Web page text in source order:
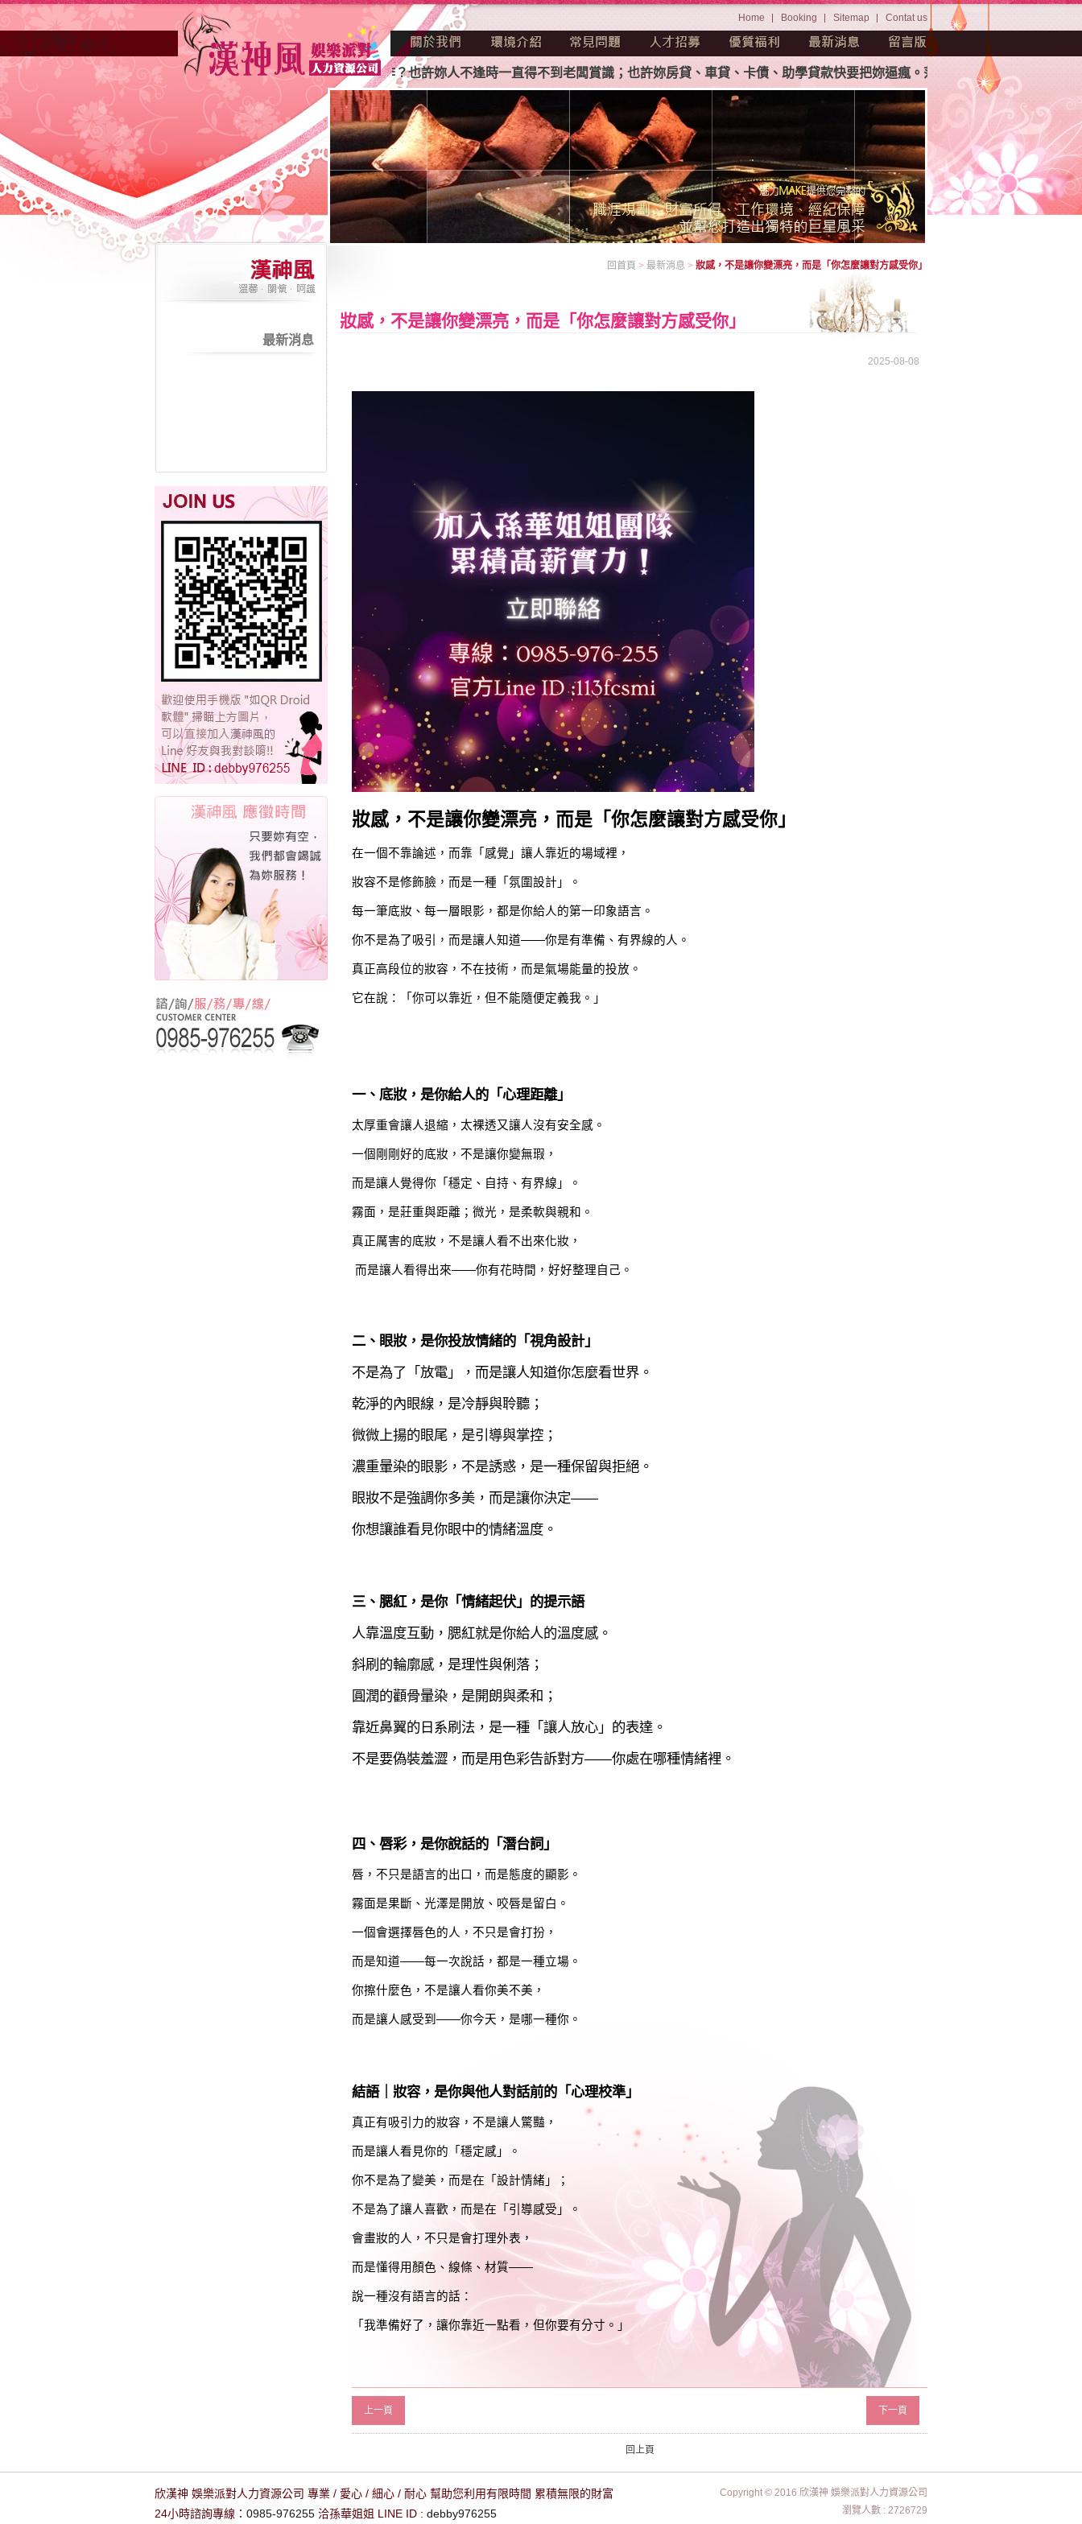
Home Booking Sitemap Contat us
高雄酒店業妳正因不景氣的年代找不到工作？也許妳人不逢時一直得不到老闆賞識；也許妳房貸、車貸、卡債、助學貸款快要把妳逼瘋。茫茫人海中如何挑選屬於妳
最新消息
回首頁 > 最新消息 > 妝感，不是讓你變漂亮，而是「你怎麼讓對方感受你」
妝感，不是讓你變漂亮，而是「你怎麼讓對方感受你」
2025-08-08
妝感，不是讓你變漂亮，而是「你怎麼讓對方感受你」
在一個不靠論述，而靠「感覺」讓人靠近的場域裡，
妝容不是修飾臉，而是一種「氛圍設計」。
每一筆底妝、每一層眼影，都是你給人的第一印象語言。
你不是為了吸引，而是讓人知道——你是有準備、有界線的人。
真正高段位的妝容，不在技術，而是氣場能量的投放。
它在說：「你可以靠近，但不能隨便定義我。」
一、底妝，是你給人的「心理距離」
太厚重會讓人退縮，太裸透又讓人沒有安全感。
一個剛剛好的底妝，不是讓你變無瑕，
而是讓人覺得你「穩定、自持、有界線」。
霧面，是莊重與距離；微光，是柔軟與親和。
真正厲害的底妝，不是讓人看不出來化妝，
而是讓人看得出來——你有花時間，好好整理自己。
二、眼妝，是你投放情緒的「視角設計」
不是為了「放電」，而是讓人知道你怎麼看世界。
乾淨的內眼線，是冷靜與聆聽；
微微上揚的眼尾，是引導與掌控；
濃重暈染的眼影，不是誘惑，是一種保留與拒絕。
眼妝不是強調你多美，而是讓你決定——
你想讓誰看見你眼中的情緒溫度。
三、腮紅，是你「情緒起伏」的提示語
人靠溫度互動，腮紅就是你給人的溫度感。
斜刷的輪廓感，是理性與俐落；
圓潤的顴骨暈染，是開朗與柔和；
靠近鼻翼的日系刷法，是一種「讓人放心」的表達。
不是要偽裝羞澀，而是用色彩告訴對方——你處在哪種情緒裡。
四、唇彩，是你說話的「潛台詞」
唇，不只是語言的出口，而是態度的顯影。
霧面是果斷、光澤是開放、咬唇是留白。
一個會選擇唇色的人，不只是會打扮，
而是知道——每一次說話，都是一種立場。
你擦什麼色，不是讓人看你美不美，
而是讓人感受到——你今天，是哪一種你。
結語｜妝容，是你與他人對話前的「心理校準」
真正有吸引力的妝容，不是讓人驚豔，
而是讓人看見你的「穩定感」。
你不是為了變美，而是在「設計情緒」；
不是為了讓人喜歡，而是在「引導感受」。
會畫妝的人，不只是會打理外表，
而是懂得用顏色、線條、材質——
說一種沒有語言的話：
「我準備好了，讓你靠近一點看，但你要有分寸。」
上一頁 下一頁
回上頁
欣漢神 娛樂派對人力資源公司 專業 / 愛心 / 細心 / 耐心 幫助您利用有限時間 累積無限的財富
24小時諮詢專線： 0985-976255 洽孫華姐姐 LINE ID : debby976255
Copyright © 2016 欣漢神 娛樂派對人力資源公司
瀏覽人數 : 2726729